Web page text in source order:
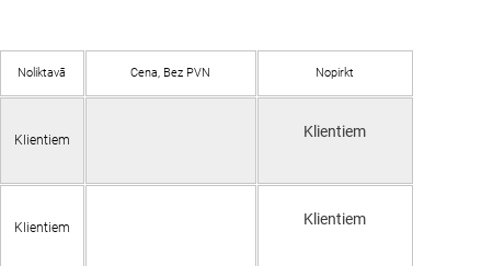
Noliktavā Cena, Bez PVN Nopirkt
Klientiem Klientiem
Klientiem Klientiem